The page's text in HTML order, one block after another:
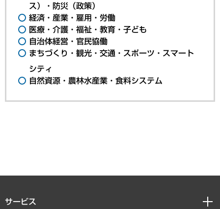
ス）・防災（政策）
経済・産業・雇用・労働
医療・介護・福祉・教育・子ども
自治体経営・官民協働
まちづくり・観光・交通・スポーツ・スマート
シティ
自然資源・農林水産業・食料システム
サービス